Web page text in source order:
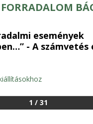
események
- A számvetés
1 / 31